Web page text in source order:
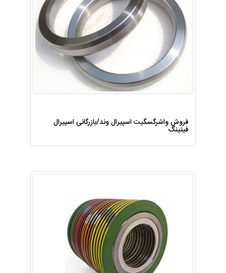
فروش واشرگسگیت اسپیرال وند/بازرگانی اسپیرال
فیتینگ